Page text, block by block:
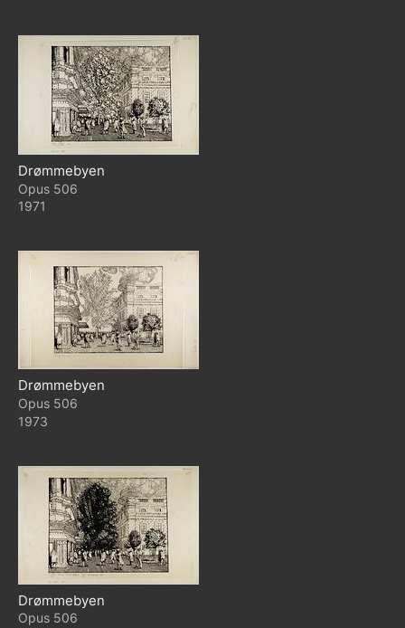
Drømmebyen
506
1971
Drømmebyen
506
1973
Drømmebyen
506